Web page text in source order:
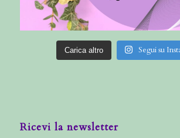
Carica altro Segui su
Ricevi la newsletter